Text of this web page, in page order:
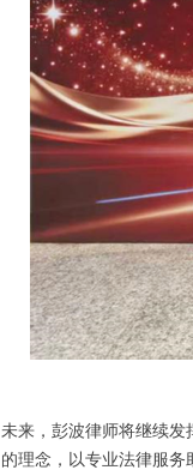
未来，彭波律师将继续发
的理念，以专业法律服